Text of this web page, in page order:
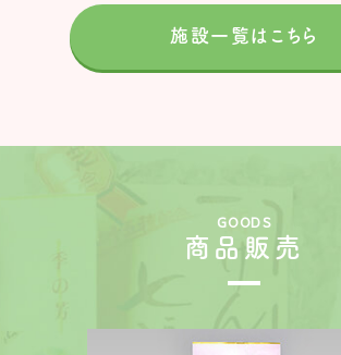
施設一覧はこちら
GOODS
商品販売